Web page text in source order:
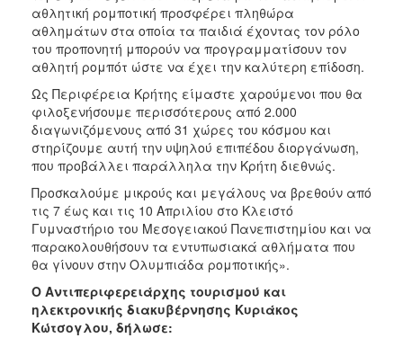
αθλητική ρομποτική προσφέρει πληθώρα
αθλημάτων στα οποία τα παιδιά έχοντας τον ρόλο
του προπονητή μπορούν να προγραμματίσουν τον
αθλητή ρομπότ ώστε να έχει την καλύτερη επίδοση.
Ως Περιφέρεια Κρήτης είμαστε χαρούμενοι που θα
φιλοξενήσουμε περισσότερους από 2.000
διαγωνιζόμενους από 31 χώρες του κόσμου και
στηρίζουμε αυτή την υψηλού επιπέδου διοργάνωση,
που προβάλλει παράλληλα την Κρήτη διεθνώς.
Προσκαλούμε μικρούς και μεγάλους να βρεθούν από
τις 7 έως και τις 10 Απριλίου στο Κλειστό
Γυμναστήριο του Μεσογειακού Πανεπιστημίου και να
παρακολουθήσουν τα εντυπωσιακά αθλήματα που
θα γίνουν στην Ολυμπιάδα ρομποτικής».
Ο Αντιπεριφερειάρχης τουρισμού και
ηλεκτρονικής διακυβέρνησης Κυριάκος
Κώτσογλου, δήλωσε: